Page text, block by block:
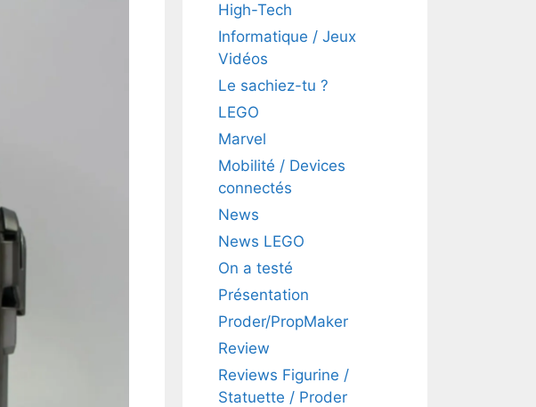
High-Tech
Informatique / Jeux
Vidéos
Le sachiez-tu ?
LEGO
Marvel
Mobilité / Devices
connectés
News
News LEGO
On a testé
Présentation
Proder/PropMaker
Review
Reviews Figurine /
Statuette / Proder